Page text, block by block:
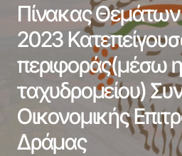
Πίνακας
2023
περιφοράς(μέσω
ταχυδρομείου)
Οικονομικής
Δράμας